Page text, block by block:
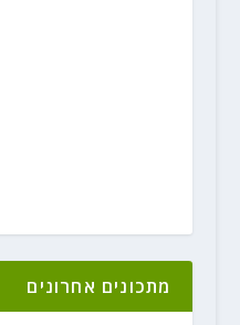
מתכונים אחרונים